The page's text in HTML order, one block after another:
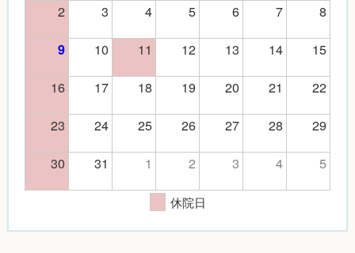
2
3 4 5 6 7 8
9 10 11 12 13 14
15
16
17 18 19 20 21
22
23
24 25 26 27 28
29
30
31 1 2 3 4 5
休院日